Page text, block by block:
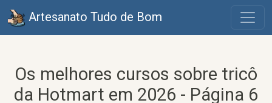
Artesanato Tudo de Bom
Os melhores cursos sobre tricô
da Hotmart em 2026 - Página 6